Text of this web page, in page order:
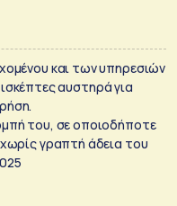
και των υπηρεσιών
αυστηρά για
του, σε οποιοδήποτε
γραπτή άδεια του